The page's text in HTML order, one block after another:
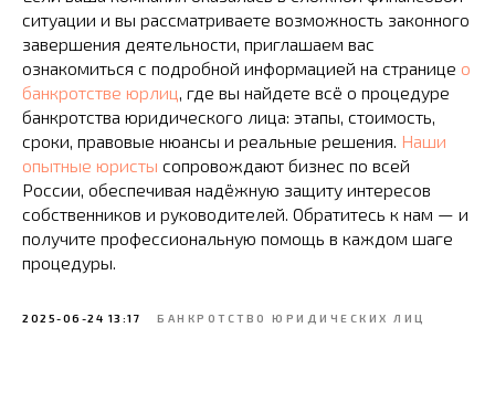
ситуации и вы рассматриваете возможность законного
завершения деятельности, приглашаем вас
ознакомиться с подробной информацией на странице о
банкротстве юрлиц, где вы найдете всё о процедуре
банкротства юридического лица: этапы, стоимость,
сроки, правовые нюансы и реальные решения. Наши
опытные юристы сопровождают бизнес по всей
России, обеспечивая надёжную защиту интересов
собственников и руководителей. Обратитесь к нам — и
получите профессиональную помощь в каждом шаге
процедуры.
2025-06-24 13:17 БАНКРОТСТВО ЮРИДИЧЕСКИХ ЛИЦ